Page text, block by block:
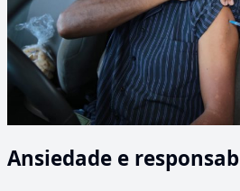
Ansiedade e